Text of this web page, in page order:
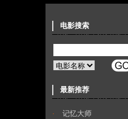
电影搜索
最新推荐
·
记忆大师